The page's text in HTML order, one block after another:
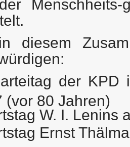
Menschheits-
diesem
der
(vor 80 Jahren)
W. I. Lenins
Ernst